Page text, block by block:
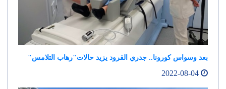
بعد وسواس كورونا.. جدري القرود يزيد حالات"رهاب التلامس"